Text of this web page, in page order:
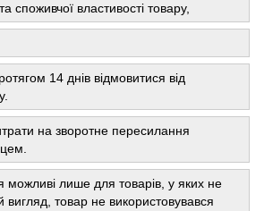
споживчої властивості товару,
14 днів відмовитися від
на зворотне пересилання
можливі лише для товарів, у яких не
товар не використовувався